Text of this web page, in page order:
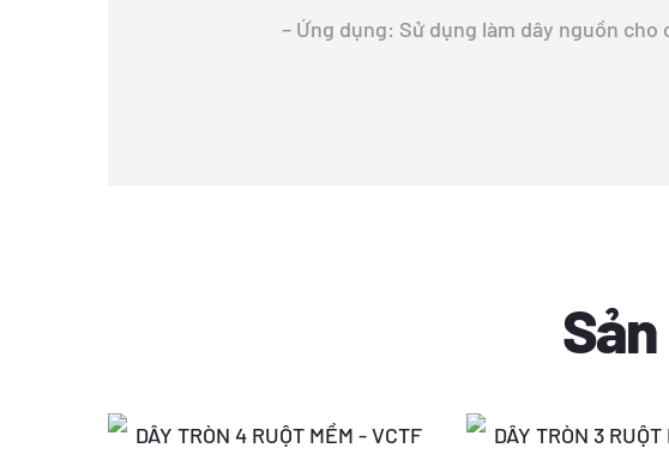
– Ứng dụng: Sử dụng làm dây nguồn
Giá
Giá
Giá
Giá